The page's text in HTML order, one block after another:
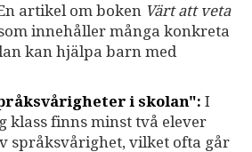
artikel om boken Värt att veta
innehåller många konkreta
kan hjälpa barn med
i skolan": I
klass finns minst två elever
språksvårighet, vilket ofta går